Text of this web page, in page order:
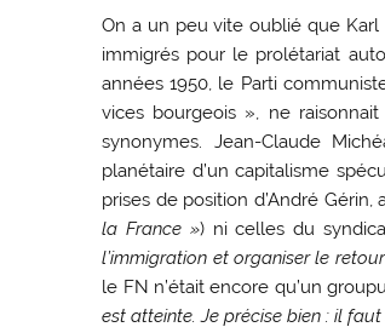
On a un peu vite oublié que
immigrés pour le prolétariat
années 1950, le Parti
vices bourgeois », ne
synonymes. Jean-Claude
planétaire d’un capitalisme
prises de position d’André
la France ») ni celles du
l’immigration et organiser le
le FN n’était encore qu’un
est atteinte. Je précise bien : il